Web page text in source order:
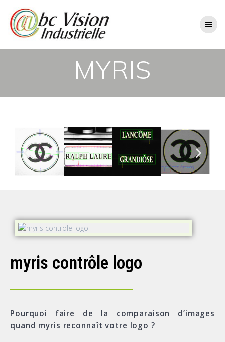
MYRIS
myris contrôle logo
Pourquoi faire de la comparaison d’images
quand myris reconnaît votre logo ?